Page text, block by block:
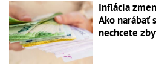
Inflácia
Ako narábať
nechcete